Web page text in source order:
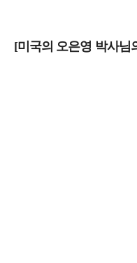
[미국의 오은영 박사님